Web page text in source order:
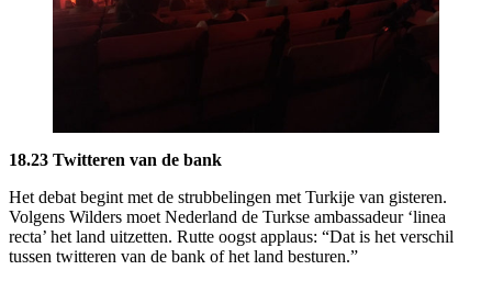
18.23 Twitteren van de bank
Het debat begint met de strubbelingen met Turkije van gisteren.
Volgens Wilders moet Nederland de Turkse ambassadeur ‘linea
recta’ het land uitzetten. Rutte oogst applaus: “Dat is het verschil
tussen twitteren van de bank of het land besturen.”